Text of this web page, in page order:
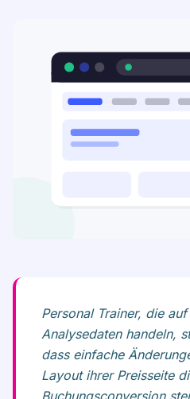
Personal Trainer, die
Analysedaten handeln,
dass einfache
Layout ihrer Preisseite